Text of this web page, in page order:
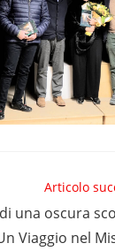
Articolo
una oscura
Viaggio nel